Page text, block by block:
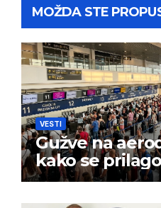
MOŽDA STE
VESTI
Gužve na
kako se